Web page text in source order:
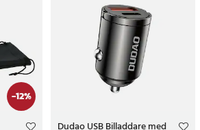
-12%
Dudao USB Billaddare med